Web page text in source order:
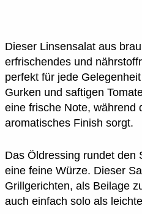
Dieser Linsensalat aus
erfrischendes und
perfekt für jede
Gurken und saftigen
eine frische Note, während
aromatisches Finish sorgt.
Das Öldressing rundet den
eine feine Würze. Dieser
Grillgerichten, als Beilage
auch einfach solo als